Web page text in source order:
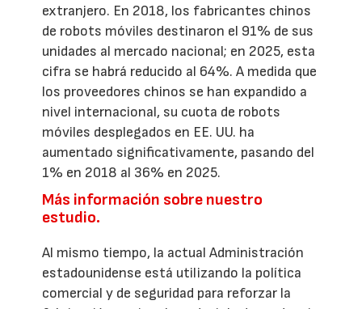
extranjero. En 2018, los fabricantes chinos
de robots móviles destinaron el 91% de sus
unidades al mercado nacional; en 2025, esta
cifra se habrá reducido al 64%. A medida que
los proveedores chinos se han expandido a
nivel internacional, su cuota de robots
móviles desplegados en EE. UU. ha
aumentado significativamente, pasando del
1% en 2018 al 36% en 2025.
Más información sobre nuestro
estudio.
Al mismo tiempo, la actual Administración
estadounidense está utilizando la política
comercial y de seguridad para reforzar la